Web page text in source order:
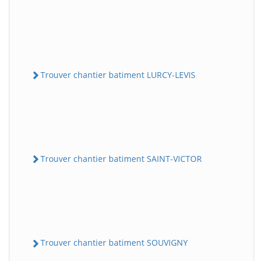
Trouver chantier batiment LURCY-LEVIS
Trouver chantier batiment SAINT-VICTOR
Trouver chantier batiment SOUVIGNY